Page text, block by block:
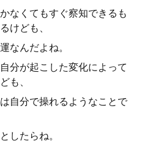
なくてもすぐ察知できるも
けども、
なんだよね。
分が起こした変化によって
も、
自分で操れるようなことで
したらね。